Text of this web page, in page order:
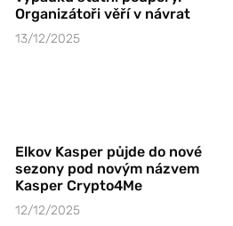
Organizátoři věří v návrat
13/12/2025
Elkov Kasper půjde do nové
sezony pod novým názvem
Kasper Crypto4Me
12/12/2025